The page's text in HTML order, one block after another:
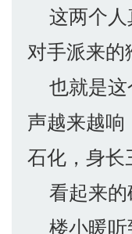
这两个人
对手派来的
也就是这
声越来越
石化，身长
看起来的
楼小暖听